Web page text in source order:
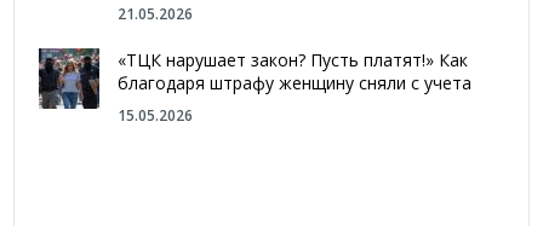
21.05.2026
«ТЦК нарушает закон? Пусть платят!» Как
благодаря штрафу женщину сняли с учета
15.05.2026